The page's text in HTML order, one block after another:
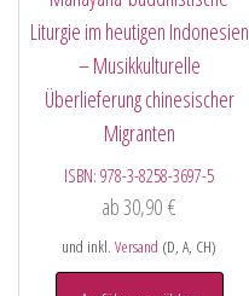
Liturgie im heutigen Indonesien
– Musikkulturelle
Überlieferung chinesischer
Migranten
ISBN:978-3-8258-3697-5
ab30,90€
und inkl.Versand (D, A, CH)